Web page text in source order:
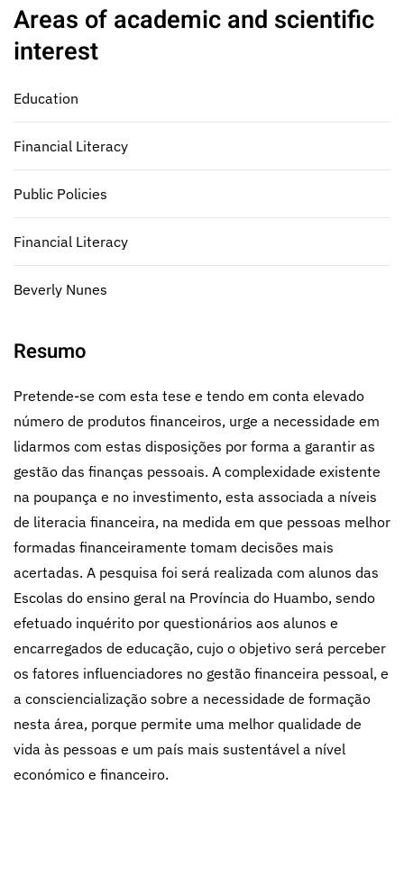
Areas of academic and scientific
interest
Education
Financial Literacy
Public Policies
Financial Literacy
Beverly Nunes
Resumo
Pretende-se com esta tese e tendo em conta elevado
número de produtos financeiros, urge a necessidade em
lidarmos com estas disposições por forma a garantir as
gestão das finanças pessoais. A complexidade existente
na poupança e no investimento, esta associada a níveis
de literacia financeira, na medida em que pessoas melhor
formadas financeiramente tomam decisões mais
acertadas. A pesquisa foi será realizada com alunos das
Escolas do ensino geral na Província do Huambo, sendo
efetuado inquérito por questionários aos alunos e
encarregados de educação, cujo o objetivo será perceber
os fatores influenciadores no gestão financeira pessoal, e
a consciencialização sobre a necessidade de formação
nesta área, porque permite uma melhor qualidade de
vida às pessoas e um país mais sustentável a nível
económico e financeiro.